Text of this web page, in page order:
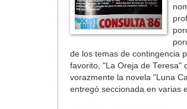
de los temas de contingencia
favorito, "La Oreja de Teresa"
vorazmente la novela "Luna
entregó seccionada en varias